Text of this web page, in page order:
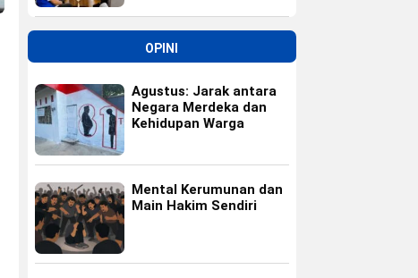
OPINI
Agustus: Jarak antara
Negara Merdeka dan
Kehidupan Warga
Mental Kerumunan dan
Main Hakim Sendiri